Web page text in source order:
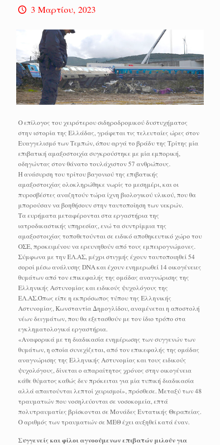
3 Μαρτίου, 2023
Ο επίλογος του χειρότερου σιδηροδρομικού δυστυχήματος
στην ιστορία της Ελλάδας, γράφεται τις τελευταίες ώρες στον
Ευαγγελισμό των Τεμπών, όπου αργά το βράδυ της Τρίτης μία
επιβατική αμαξοστοιχία συγκρούστηκε με μία εμπορική,
οδηγώντας στον θάνατο τουλάχιστον 57 ανθρώπους.
Η ανάσυρση του τρίτου βαγονιού της επιβατικής
αμαξοστοιχίας ολοκληρώθηκε νωρίς το μεσημέρι, και οι
πυροσβέστες αναζητούν τώρα ίχνη βιολογικού υλικού, που θα
μπορούσαν να βοηθήσουν στην ταυτοποίηση των νεκρών.
Τα ευρήματα μεταφέρονται στα εργαστήρια της
ιατροδικαστικής υπηρεσίας, ενώ τα συντρίμμια της
αμαξοστοιχίας τοποθετούνται σε ειδικό αποθηκευτικό χώρο του
ΟΣΕ, προκειμένου να ερευνηθούν από τους εμπειρογνώμονες.
Σύμφωνα με την ΕΛ.ΑΣ, μέχρι στιγμής έχουν ταυτοποιηθεί 54
σοροί μέσω ανάλυσης DNA και έχουν ενημερωθεί 14 οικογένειες
θυμάτων από τον επικεφαλής της ομάδας αναγνώρισης της
Ελληνικής Αστυνομίας και ειδικούς ψυχολόγους της
ΕΛ.ΑΣ.Όπως είπε η εκπρόσωπος τύπου της Ελληνικής
Αστυνομίας, Κωνσταντία Δημογλίδου, αναμένεται η αποστολή
νέων δειγμάτων, που θα εξετασθούν με τον ίδιο τρόπο στα
εγκληματολογικά εργαστήρια.
«Αναφορικά με τη διαδικασία ενημέρωσης των συγγενών των
θυμάτων, η οποία συνεχίζεται, από τον επικεφαλής της ομάδας
αναγνώρισης της Ελληνικής Αστυνομίας και τους ειδικούς
ψυχολόγους, δίνεται ο απαραίτητος χρόνος στην οικογένεια
κάθε θύματος καθώς δεν πρόκειται για μία τυπική διαδικασία
αλλά απαιτούνται λεπτοί χειρισμοί», πρόσθεσε. Μεταξύ των 48
τραυματιών που νοσηλεύονται σε νοσοκομεία, επτά
πολυτραυματίες βρίσκονται σε Μονάδες Εντατικής Θεραπείας.
Ο αριθμός των τραυματιών σε ΜΕΘ έχει αυξηθεί κατά έναν.
Συγγενείς και φίλοι αγνοούμενων επιβατών μιλούν για